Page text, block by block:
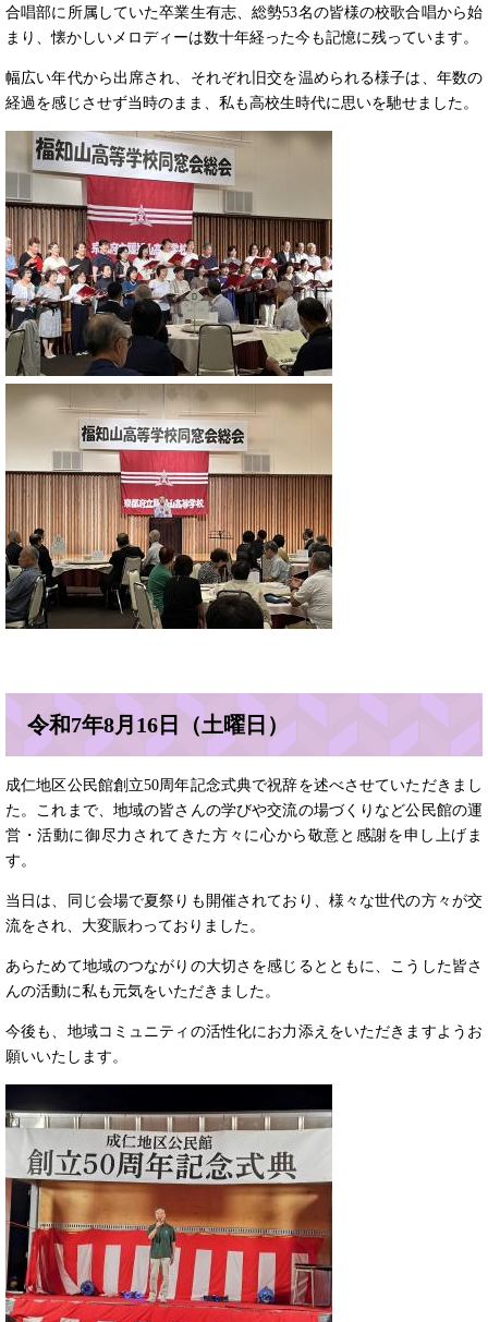
合唱部に所属していた卒業生有志、総勢53名の皆様の校歌合唱から始
まり、懐かしいメロディーは数十年経った今も記憶に残っています。
幅広い年代から出席され、それぞれ旧交を温められる様子は、年数の
経過を感じさせず当時のまま、私も高校生時代に思いを馳せました。
令和7年8月16日（土曜日）
成仁地区公民館創立50周年記念式典で祝辞を述べさせていただきまし
た。これまで、地域の皆さんの学びや交流の場づくりなど公民館の運
営・活動に御尽力されてきた方々に心から敬意と感謝を申し上げま
す。
当日は、同じ会場で夏祭りも開催されており、様々な世代の方々が交
流をされ、大変賑わっておりました。
あらためて地域のつながりの大切さを感じるとともに、こうした皆さ
んの活動に私も元気をいただきました。
今後も、地域コミュニティの活性化にお力添えをいただきますようお
願いいたします。